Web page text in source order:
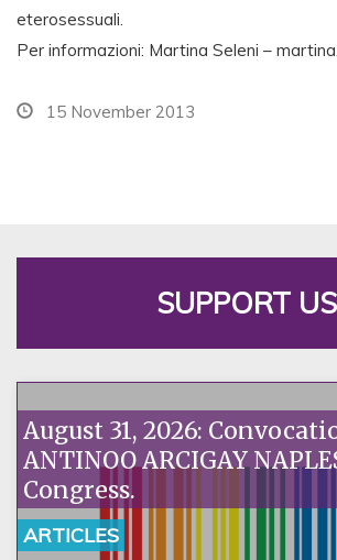
eterosessuali.
Per informazioni: Martina Seleni –
15 November 2013
SUPPORT US
August 31, 2026:
ANTINOO ARCIGAY
Congress.
ARTICLES